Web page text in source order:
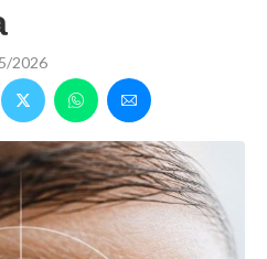
2026